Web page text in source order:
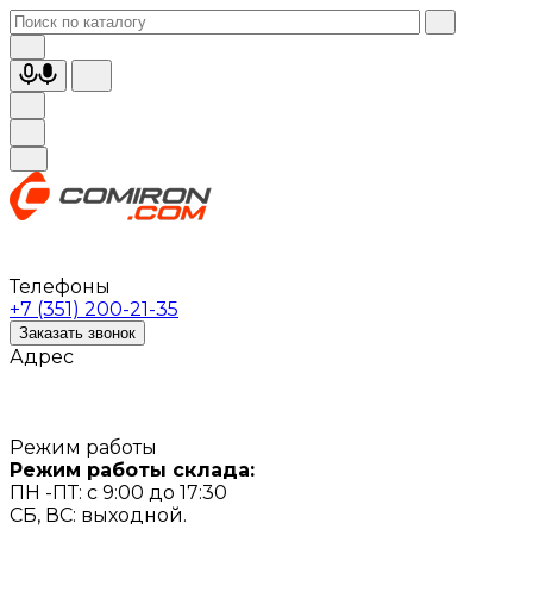
Телефоны
+7 (351) 200-21-35
Заказать звонок
Адрес
Режим работы
Режим работы склада:
ПН -ПТ: с 9:00 до 17:30
СБ, ВС: выходной.